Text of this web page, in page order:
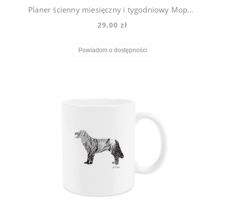
Planer ścienny miesięczny i tygodniowy Mops Violet
29,00 zł
Powiadom o dostępności